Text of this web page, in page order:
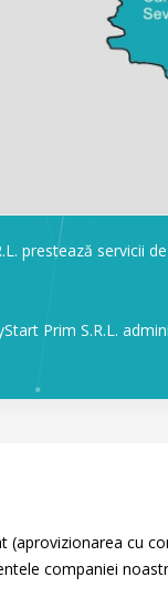
prestează
Prim S.R.L.
(aprovizionarea cu
companiei